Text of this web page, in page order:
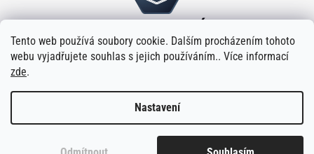
Tento web používá soubory cookie. Dalším procházením tohoto
webu vyjadřujete souhlas s jejich používáním.. Více informací
zde.
Nastavení